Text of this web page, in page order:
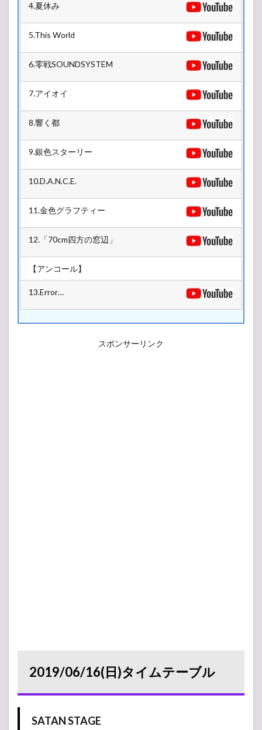
4.夏休み
5.This World
6.零戦SOUNDSYSTEM
7.アイオイ
8.響く都
9.銀色スターリー
10.D.A.N.C.E.
11.金色グラフティー
12.「70cm四方の窓辺」
【アンコール】
13.Error…
スポンサーリンク
2019/06/16(日)タイムテーブル
SATAN STAGE